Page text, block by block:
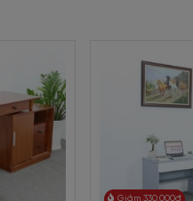
có
bàn rộng rãi, có thể ngồi đọc
không cản trở ánh sáng từ
bàn học sinh bằng gỗ mdf
tròn nhẹ nhàng để giảm thiểu
tập, bé sắp xếp thêm một số
Giảm 330.000đ